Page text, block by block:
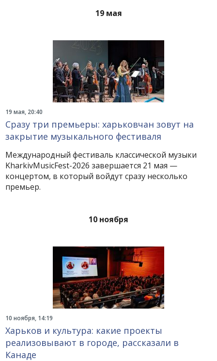
19 мая
19 мая, 20:40
Сразу три премьеры: харьковчан зовут на
закрытие музыкального фестиваля
Международный фестиваль классической музыки
KharkivMusicFest-2026 завершается 21 мая —
концертом, в который войдут сразу несколько
премьер.
10 ноября
10 ноября, 14:19
Харьков и культура: какие проекты
реализовывают в городе, рассказали в
Канаде